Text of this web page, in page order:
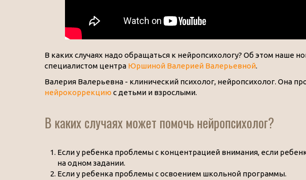
В каких случаях надо обращаться к нейропсихологу? Об этом наше
специалистом центра Юршиной Валерией Валерьевной.
Валерия Валерьевна - клинический психолог, нейропсихолог. Она
нейрокоррекцию с детьми и взрослыми.
В каких случаях может помочь нейропсихолог?
Если у ребенка проблемы с концентрацией внимания, если
на одном задании.
Если у ребенка проблемы с освоением школьной программы.